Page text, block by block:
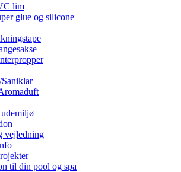
lim
glue og silicone
Saniklar
vejledning
til din pool og spa